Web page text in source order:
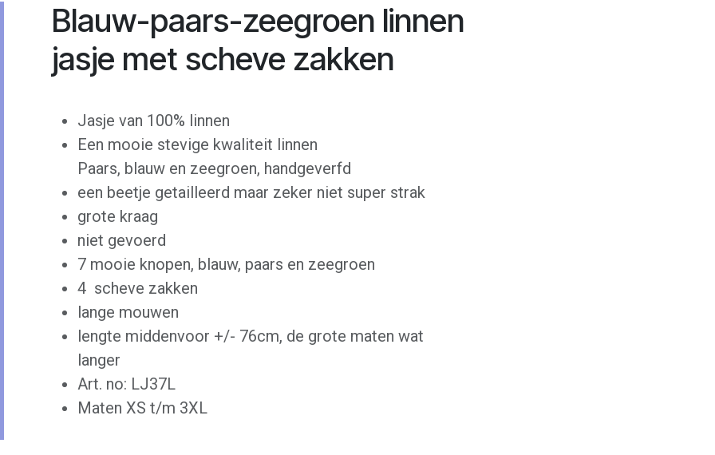
Blauw-paars-zeegroen linnen
jasje met scheve zakken
Jasje van 100% linnen
Een mooie stevige kwaliteit linnen
Paars, blauw en zeegroen, handgeverfd
een beetje getailleerd maar zeker niet super strak
grote kraag
niet gevoerd
7 mooie knopen, blauw, paars en zeegroen
4 scheve zakken
lange mouwen
lengte middenvoor +/- 76cm, de grote maten wat
langer
Art. no: LJ37L
Maten XS t/m 3XL